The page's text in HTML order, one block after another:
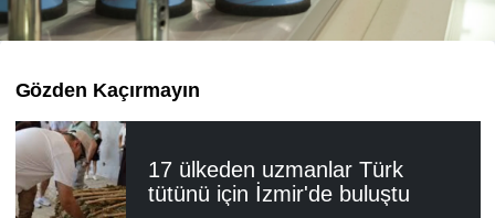
Gözden Kaçırmayın
17 ülkeden uzmanlar Türk
tütünü için İzmir'de buluştu